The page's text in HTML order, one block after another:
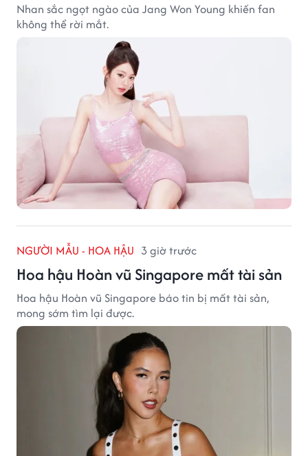
Nhan sắc ngọt ngào của Jang Won Young khiến fan
không thể rời mắt.
NGƯỜI MẪU - HOA HẬU 3 giờ trước
Hoa hậu Hoàn vũ Singapore mất tài sản
Hoa hậu Hoàn vũ Singapore báo tin bị mất tài sản,
mong sớm tìm lại được.